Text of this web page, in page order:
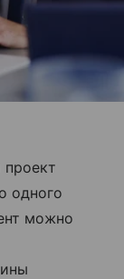
одного
можно